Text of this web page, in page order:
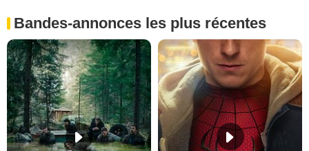
Bandes-annonces les plus récentes